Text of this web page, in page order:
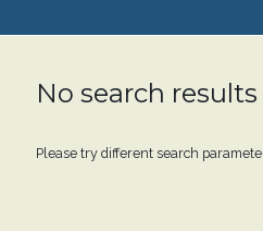
No search
Please try different search